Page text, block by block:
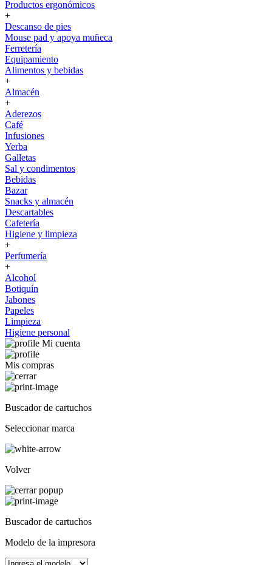
Productos ergonómicos
+
Descanso de pies
Mouse pad y apoya muñeca
Ferretería
Equipamiento
Alimentos y bebidas
+
Almacén
+
Aderezos
Café
Infusiones
Yerba
Galletas
Sal y condimentos
Bebidas
Bazar
Snacks y almacén
Descartables
Cafetería
Higiene y limpieza
+
Perfumería
+
Alcohol
Botiquín
Jabones
Papeles
Limpieza
Higiene personal
Mi cuenta
Mis compras
Buscador de cartuchos
Seleccionar marca
Volver
Buscador de cartuchos
Modelo de la impresora